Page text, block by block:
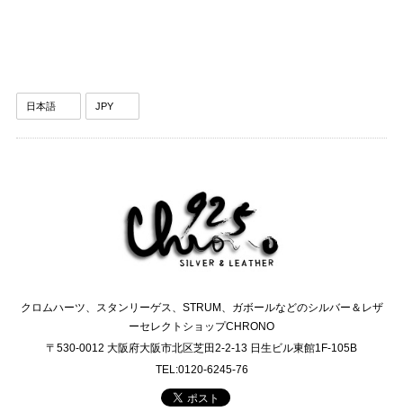
クロムハーツ、スタンリーゲス、STRUM、ガボールなどのシルバー＆レザ
ーセレクトショップCHRONO
〒530-0012 大阪府大阪市北区芝田2-2-13 日生ビル東館1F-105B
TEL:0120-6245-76